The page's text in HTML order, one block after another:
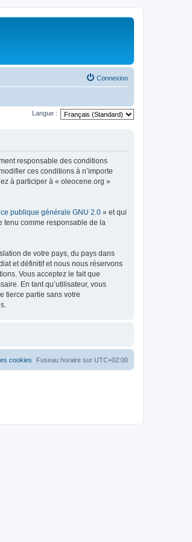
Connexion
Langue :
responsable des conditions
ces conditions à n’importe
à participer à « oleocene.org »
publique générale GNU 2.0 » et qui
tenu comme responsable de la
de votre pays, du pays dans
et définitif et nous nous réservons
Vous acceptez le fait que
En tant qu’utilisateur, vous
tierce partie sans votre
Fuseau horaire sur UTC+02:00
cookies